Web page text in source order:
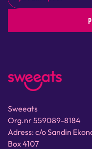
Sweeats
Org.nr 559089-8184
Adress: c/o Sandin
Box 4107